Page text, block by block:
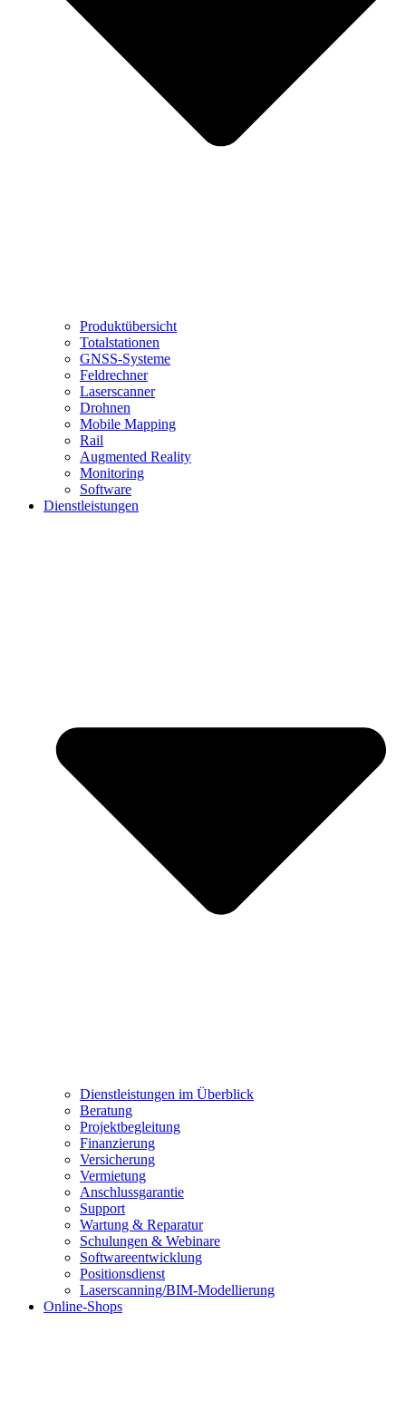
Produktübersicht
Totalstationen
GNSS-Systeme
Feldrechner
Laserscanner
Drohnen
Mobile Mapping
Rail
Augmented Reality
Monitoring
Software
Dienstleistungen
Dienstleistungen im Überblick
Beratung
Projektbegleitung
Finanzierung
Versicherung
Vermietung
Anschlussgarantie
Support
Wartung & Reparatur
Schulungen & Webinare
Softwareentwicklung
Positionsdienst
Laserscanning/BIM-Modellierung
Online-Shops